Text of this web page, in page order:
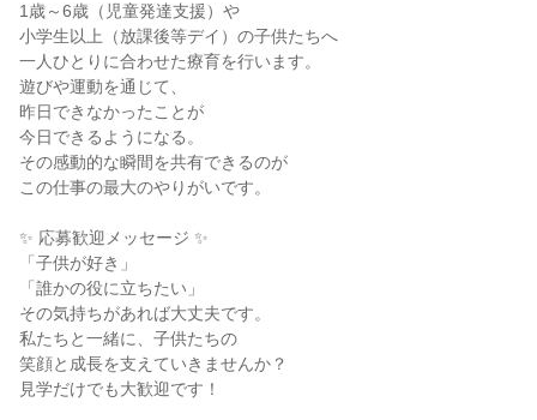
1歳～6歳（児童発達支援）や
小学生以上（放課後等デイ）の子供たちへ
一人ひとりに合わせた療育を行います。
遊びや運動を通じて、
昨日できなかったことが
今日できるようになる。
その感動的な瞬間を共有できるのが
この仕事の最大のやりがいです。
✨ 応募歓迎メッセージ ✨
「子供が好き」
「誰かの役に立ちたい」
その気持ちがあれば大丈夫です。
私たちと一緒に、子供たちの
笑顔と成長を支えていきませんか？
見学だけでも大歓迎です！